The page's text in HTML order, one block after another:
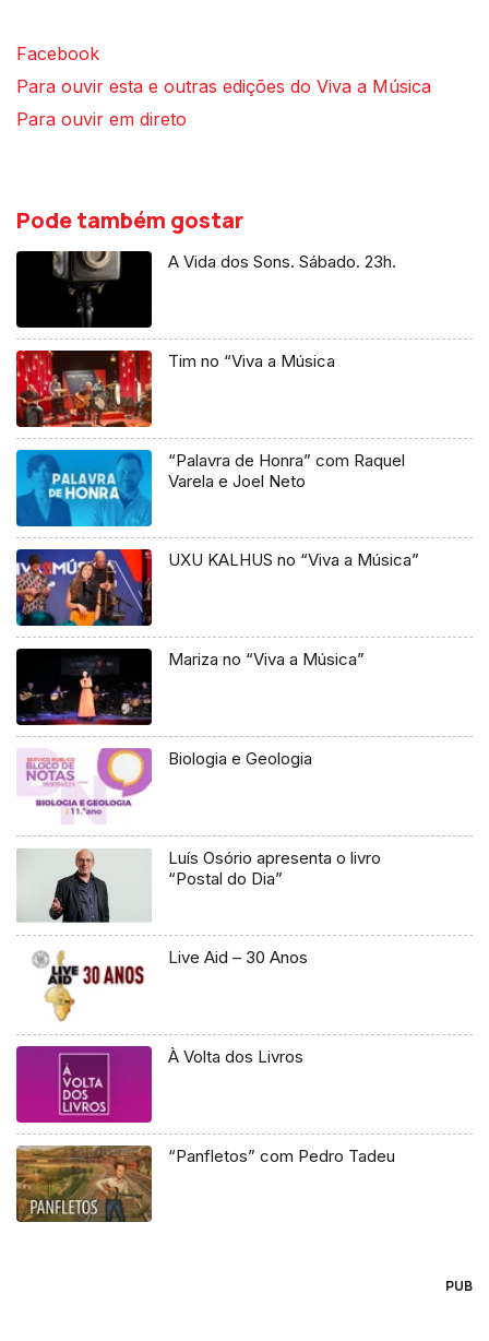
Facebook
Para ouvir esta e outras edições do Viva a Música
Para ouvir em direto
Pode também gostar
A Vida dos Sons. Sábado. 23h.
Tim no “Viva a Música
“Palavra de Honra” com Raquel
Varela e Joel Neto
UXU KALHUS no “Viva a Música”
Mariza no “Viva a Música”
Biologia e Geologia
Luís Osório apresenta o livro
“Postal do Dia”
Live Aid – 30 Anos
À Volta dos Livros
“Panfletos” com Pedro Tadeu
PUB